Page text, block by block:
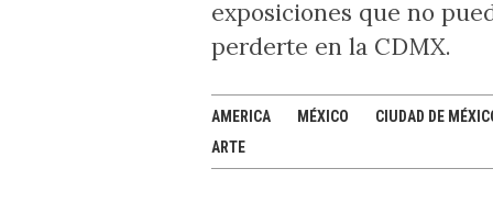
+
+
+
exposiciones que no
perderte en la CDMX.
AMERICA MÉXICO
CIUDAD DE
ARTE